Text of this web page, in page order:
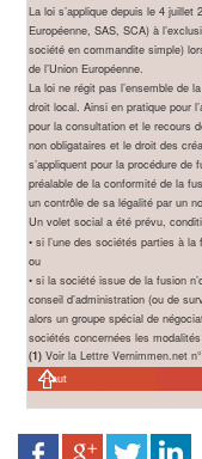
La loi s’applique depuis le 4
Européenne, SAS, SCA) à
société en commandite simple)
de l’Union Européenne.
La loi ne régit pas l’ensemble de
droit local. Ainsi en pratique pour
pour la consultation et le recours
non obligataires et le droit des
s’appliquent pour la procédure
préalable de la conformité de la
un contrôle de sa légalité par un
Un volet social a été prévu,
• si l’une des sociétés parties à
ou
• si la société issue de la fusion
conseil d’administration (ou de
alors un groupe spécial de
sociétés concernées les
(1) Voir la Lettre Vernimmen.net
Haut